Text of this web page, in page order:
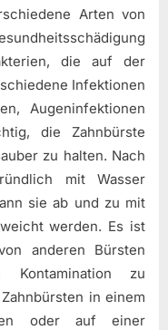
Arten von
die auf der
Infektionen
Augeninfektionen
die Zahnbürste
zu halten. Nach
mit Wasser
sie ab und zu mit
werden. Es ist
anderen Bürsten
Kontamination zu
in einem
oder auf einer